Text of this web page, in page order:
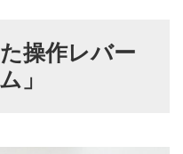
操作レバー
」